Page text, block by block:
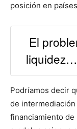
posición en
El
Podríamos decir
de
financiamiento de